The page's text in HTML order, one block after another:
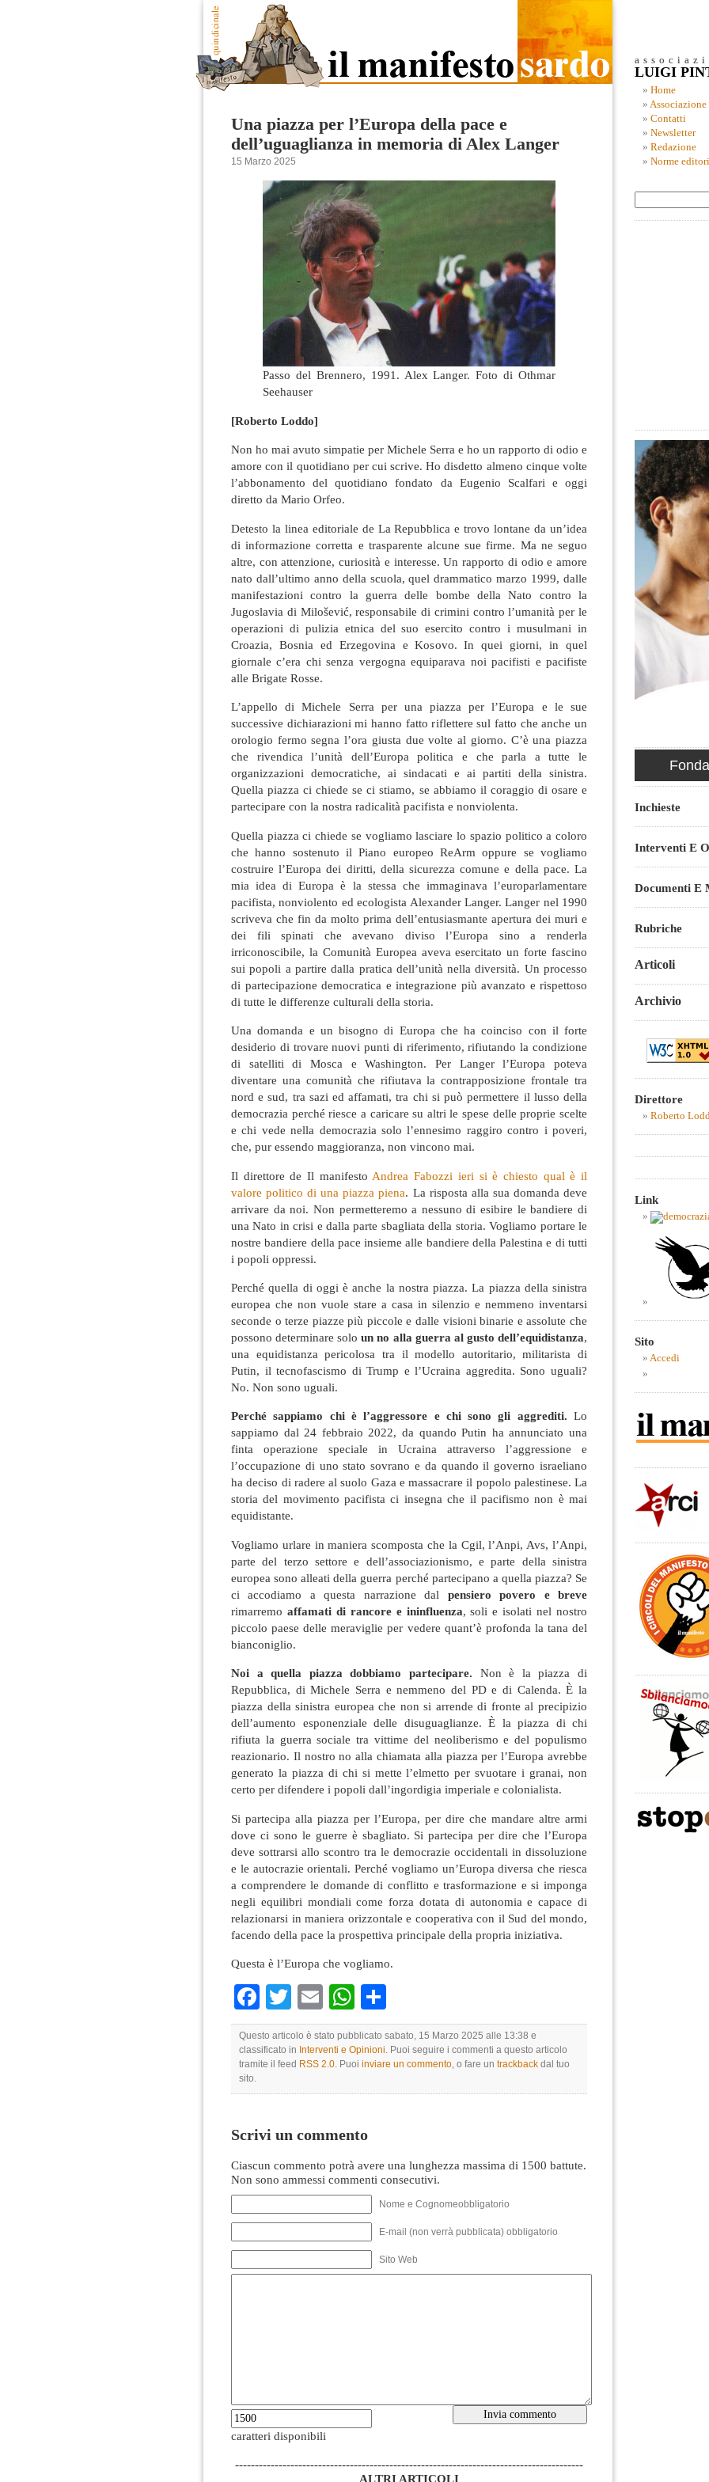
Una piazza per l’Europa della pace e
dell’uguaglianza in memoria di Alex Langer
15 Marzo 2025
Passo del Brennero, 1991. Alex Langer. Foto di Othmar
Seehauser
[Roberto Loddo]
Non ho mai avuto simpatie per Michele Serra e ho un rapporto di odio e
amore con il quotidiano per cui scrive. Ho disdetto almeno cinque volte
l’abbonamento del quotidiano fondato da Eugenio Scalfari e oggi
diretto da Mario Orfeo.
Detesto la linea editoriale de La Repubblica e trovo lontane da un’idea
di informazione corretta e trasparente alcune sue firme. Ma ne seguo
altre, con attenzione, curiosità e interesse. Un rapporto di odio e amore
nato dall’ultimo anno della scuola, quel drammatico marzo 1999, dalle
manifestazioni contro la guerra delle bombe della Nato contro la
Jugoslavia di Milošević, responsabile di crimini contro l’umanità per le
operazioni di pulizia etnica del suo esercito contro i musulmani in
Croazia, Bosnia ed Erzegovina e Kosovo. In quei giorni, in quel
giornale c’era chi senza vergogna equiparava noi pacifisti e pacifiste
alle Brigate Rosse.
L’appello di Michele Serra per una piazza per l’Europa e le sue
successive dichiarazioni mi hanno fatto riflettere sul fatto che anche un
orologio fermo segna l’ora giusta due volte al giorno. C’è una piazza
che rivendica l’unità dell’Europa politica e che parla a tutte le
organizzazioni democratiche, ai sindacati e ai partiti della sinistra.
Quella piazza ci chiede se ci stiamo, se abbiamo il coraggio di osare e
partecipare con la nostra radicalità pacifista e nonviolenta.
Quella piazza ci chiede se vogliamo lasciare lo spazio politico a coloro
che hanno sostenuto il Piano europeo ReArm oppure se vogliamo
costruire l’Europa dei diritti, della sicurezza comune e della pace. La
mia idea di Europa è la stessa che immaginava l’europarlamentare
pacifista, nonviolento ed ecologista Alexander Langer. Langer nel 1990
scriveva che fin da molto prima dell’entusiasmante apertura dei muri e
dei fili spinati che avevano diviso l’Europa sino a renderla
irriconoscibile, la Comunità Europea aveva esercitato un forte fascino
sui popoli a partire dalla pratica dell’unità nella diversità. Un processo
di partecipazione democratica e integrazione più avanzato e rispettoso
di tutte le differenze culturali della storia.
Una domanda e un bisogno di Europa che ha coinciso con il forte
desiderio di trovare nuovi punti di riferimento, rifiutando la condizione
di satelliti di Mosca e Washington. Per Langer l’Europa poteva
diventare una comunità che rifiutava la contrapposizione frontale tra
nord e sud, tra sazi ed affamati, tra chi si può permettere il lusso della
democrazia perché riesce a caricare su altri le spese delle proprie scelte
e chi vede nella democrazia solo l’ennesimo raggiro contro i poveri,
che, pur essendo maggioranza, non vincono mai.
Il direttore de Il manifesto Andrea Fabozzi ieri si è chiesto qual è il
valore politico di una piazza piena. La risposta alla sua domanda deve
arrivare da noi. Non permetteremo a nessuno di esibire le bandiere di
una Nato in crisi e dalla parte sbagliata della storia. Vogliamo portare le
nostre bandiere della pace insieme alle bandiere della Palestina e di tutti
i popoli oppressi.
Perché quella di oggi è anche la nostra piazza. La piazza della sinistra
europea che non vuole stare a casa in silenzio e nemmeno inventarsi
seconde o terze piazze più piccole e dalle visioni binarie e assolute che
possono determinare soloun no alla guerra al gusto dell’equidistanza,
una equidistanza pericolosa tra il modello autoritario, militarista di
Putin, il tecnofascismo di Trump e l’Ucraina aggredita. Sono uguali?
No. Non sono uguali.
Perché sappiamo chi è l’aggressore e chi sono gli aggrediti. Lo
sappiamo dal 24 febbraio 2022, da quando Putin ha annunciato una
finta operazione speciale in Ucraina attraverso l’aggressione e
l’occupazione di uno stato sovrano e da quando il governo israeliano
ha deciso di radere al suolo Gaza e massacrare il popolo palestinese. La
storia del movimento pacifista ci insegna che il pacifismo non è mai
equidistante.
Vogliamo urlare in maniera scomposta che la Cgil, l’Anpi, Avs, l’Anpi,
parte del terzo settore e dell’associazionismo, e parte della sinistra
europea sono alleati della guerra perché partecipano a quella piazza? Se
ci accodiamo a questa narrazione dal pensiero povero e breve
rimarremo affamati di rancore e ininfluenza, soli e isolati nel nostro
piccolo paese delle meraviglie per vedere quant’è profonda la tana del
bianconiglio.
Noi a quella piazza dobbiamo partecipare. Non è la piazza di
Repubblica, di Michele Serra e nemmeno del PD e di Calenda. È la
piazza della sinistra europea che non si arrende di fronte al precipizio
dell’aumento esponenziale delle disuguaglianze. È la piazza di chi
rifiuta la guerra sociale tra vittime del neoliberismo e del populismo
reazionario. Il nostro no alla chiamata alla piazza per l’Europa avrebbe
generato la piazza di chi si mette l’elmetto per svuotare i granai, non
certo per difendere i popoli dall’ingordigia imperiale e colonialista.
Si partecipa alla piazza per l’Europa, per dire che mandare altre armi
dove ci sono le guerre è sbagliato. Si partecipa per dire che l’Europa
deve sottrarsi allo scontro tra le democrazie occidentali in dissoluzione
e le autocrazie orientali. Perché vogliamo un’Europa diversa che riesca
a comprendere le domande di conflitto e trasformazione e si imponga
negli equilibri mondiali come forza dotata di autonomia e capace di
relazionarsi in maniera orizzontale e cooperativa con il Sud del mondo,
facendo della pace la prospettiva principale della propria iniziativa.
Questa è l’Europa che vogliamo.
Facebook
TwitterEmailWhatsApp
Questo articolo è stato pubblicato sabato, 15 Marzo 2025 alle 13:38 e
classificato in Interventi e Opinioni. Puoi seguire i commenti a questo articolo
tramite il feed RSS 2.0. Puoi inviare un commento, o fare un trackback dal tuo
sito.
Scrivi un commento
Ciascun commento potrà avere una lunghezza massima di 1500 battute.
Non sono ammessi commenti consecutivi.
Nome e Cognomeobbligatorio
E-mail (non verrà pubblicata) obbligatorio
Sito Web
caratteri disponibili
----------------------------------------------------------------------------------------
ALTRI ARTICOLI
LUIGI
Home
Associazione
Contatti
Newsletter
Redazione
Norme
Inchieste
Interventi E
Documenti E
Rubriche
Articoli
Archivio
Direttore
Roberto
Link
Sito
Accedi